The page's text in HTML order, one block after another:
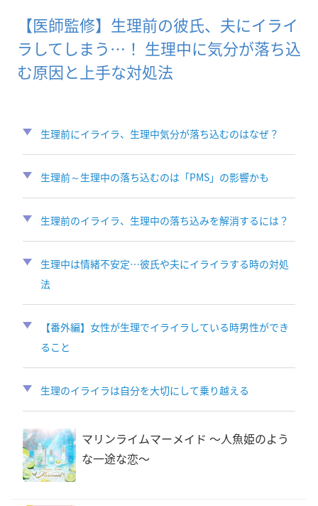
【医師監修】生理前の彼氏、夫にイライ
ラしてしまう…！ 生理中に気分が落ち込
む原因と上手な対処法
生理前にイライラ、生理中気分が落ち込むのはなぜ？
生理前～生理中の落ち込むのは「PMS」の影響かも
生理前のイライラ、生理中の落ち込みを解消するには？
生理中は情緒不安定…彼氏や夫にイライラする時の対処
法
【番外編】女性が生理でイライラしている時男性ができ
ること
生理のイライラは自分を大切にして乗り越える
マリンライムマーメイド 〜人魚姫のよう
な一途な恋〜